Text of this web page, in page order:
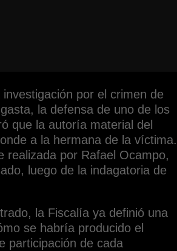
por el crimen de
la defensa de uno de los
que la autoría material del
a la hermana de la víctima.
realizada por Rafael Ocampo,
luego de la indagatoria de
la Fiscalía ya definió una
se habría producido el
participación de cada